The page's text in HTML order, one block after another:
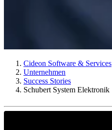
Cideon Software & Services
Unternehmen
Success Stories
Schubert System Elektronik